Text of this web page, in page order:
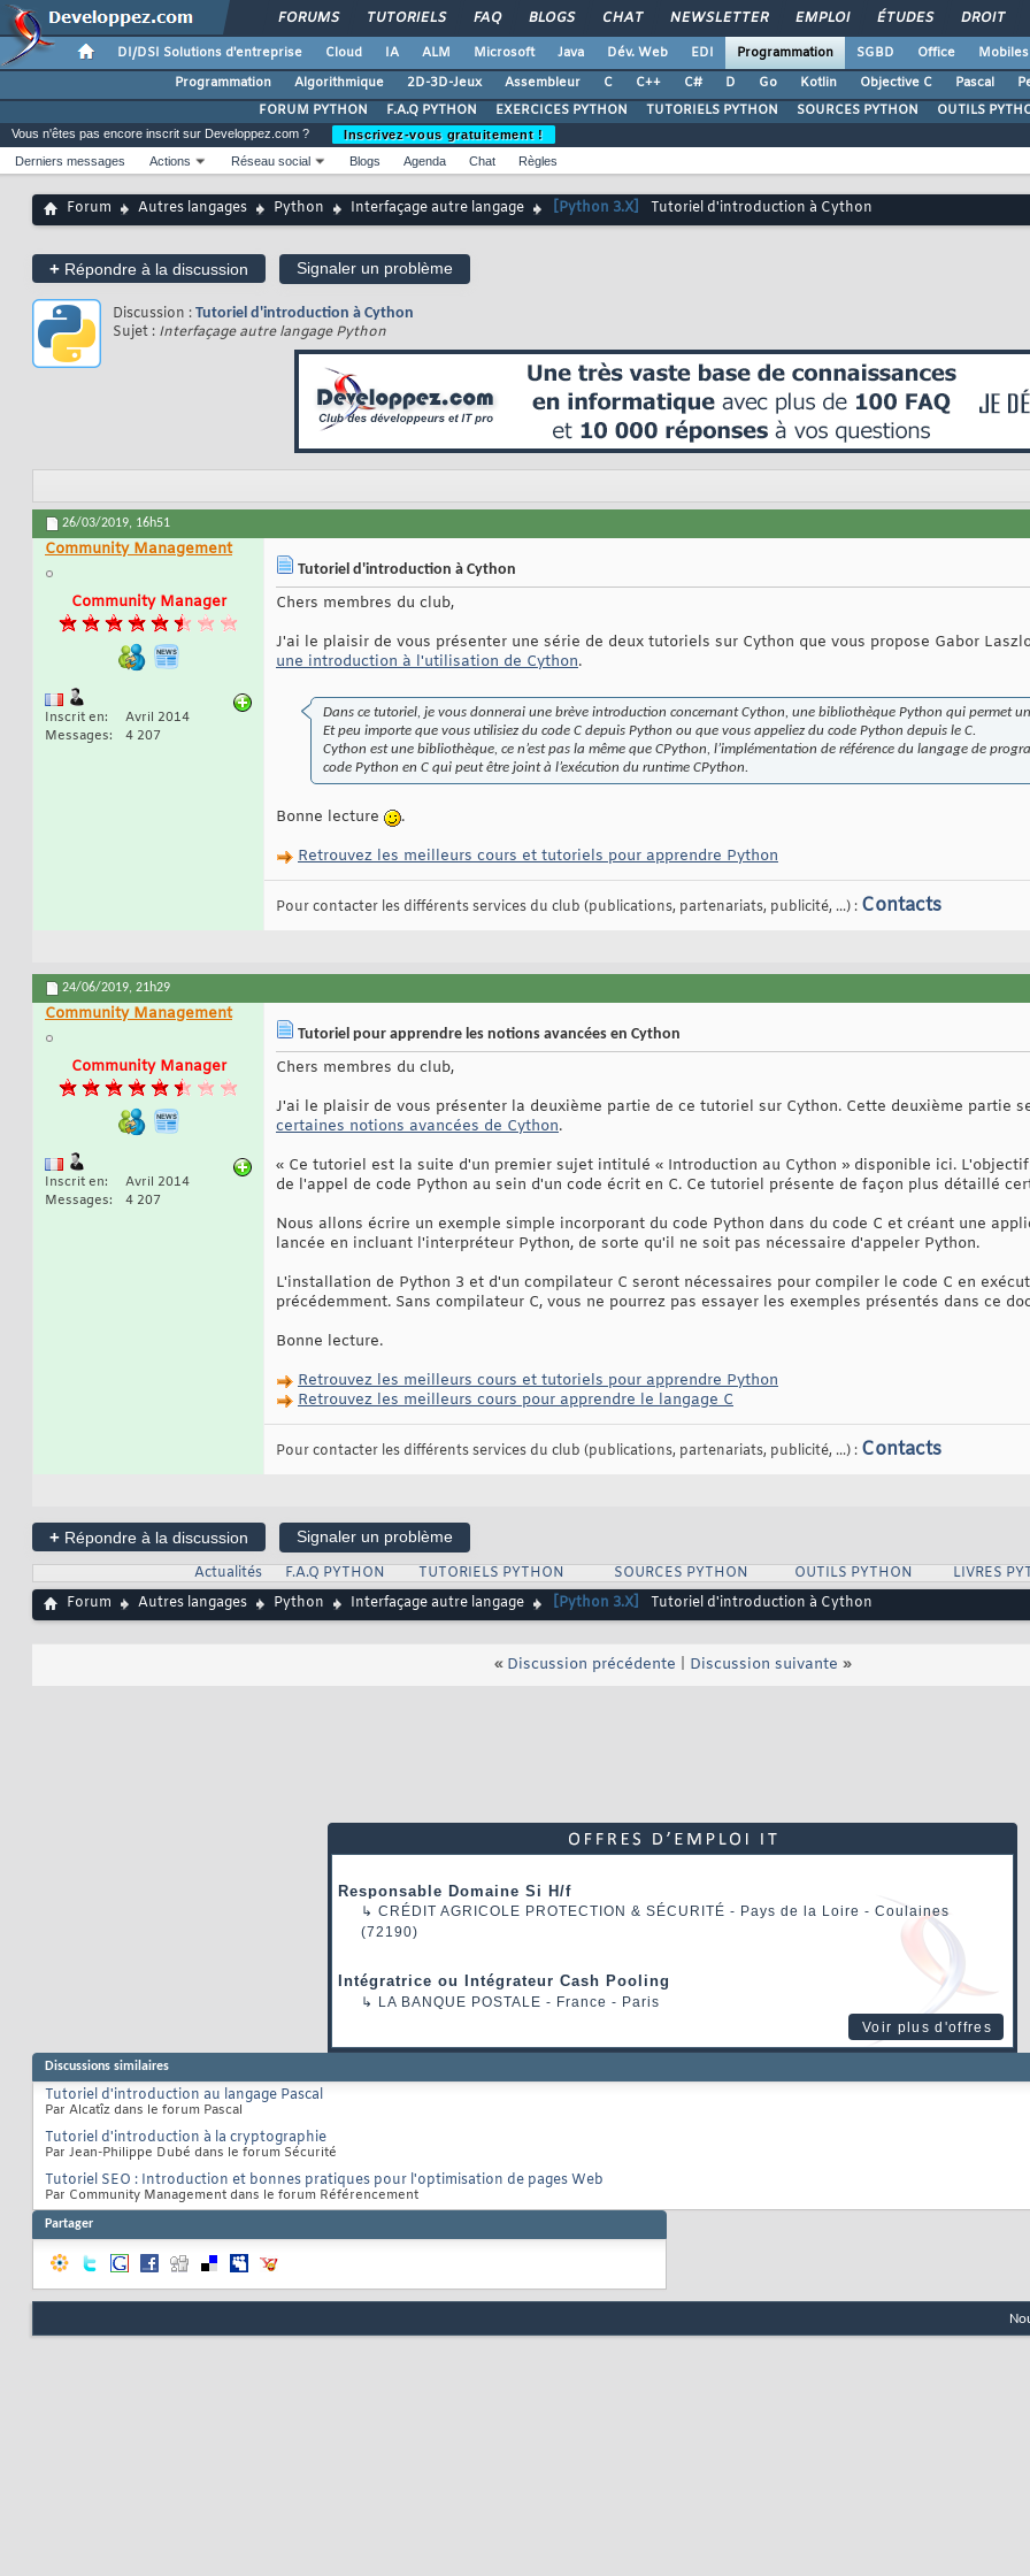
FORUMS TUTORIELS FAQ BLOGS CHAT NEWSLETTER EMPLOI ÉTUDES DROIT
DI/DSI Solutions d'entreprise Cloud IA ALM Microsoft Java Dév. Web EDI Programmation SGBD Office Mobiles
Programmation
Algorithmique 2D-3D-Jeux Assembleur C C++ C# D Go Kotlin Objective C Pascal
FORUM PYTHON
F.A.Q PYTHON EXERCICES PYTHON TUTORIELS PYTHON SOURCES PYTHON OUTILS
Vous n'êtes pas encore inscrit sur Developpez.com ?
Inscrivez-vous gratuitement !
Derniers messages
Actions Réseau social Blogs Agenda Chat Règles
Forum Autres langages Python Interfaçage autre langage [Python 3.X] Tutoriel d'introduction à Cython
+ Répondre à la discussion Signaler un problème
Discussion : Tutoriel d'introduction à Cython
Sujet : Interfaçage autre langage Python
26/03/2019, 16h51
Community Management
Community Manager
Inscrit en
Avril 2014
Messages
4 207
Tutoriel d'introduction à Cython
Chers membres du club,
J'ai le plaisir de vous présenter une série de deux tutoriels sur Cython que vous propose Gabor
une introduction à l'utilisation de Cython.
Dans ce tutoriel, je vous donnerai une brève introduction concernant Cython, une bibliothèque Python qui permet
Et peu importe que vous utilisiez du code C depuis Python ou que vous appeliez du code Python depuis le C.
Cython est une bibliothèque, ce n’est pas la même que CPython, l’implémentation de référence du langage de
code Python en C qui peut être joint à l’exécution du runtime CPython.
Bonne lecture
.
Retrouvez les meilleurs cours et tutoriels pour apprendre Python
Pour contacter les différents services du club (publications, partenariats, publicité, ...) : Contacts
24/06/2019, 21h29
Community Management
Community Manager
Inscrit en
Avril 2014
Messages
4 207
Tutoriel pour apprendre les notions avancées en Cython
Chers membres du club,
J'ai le plaisir de vous présenter la deuxième partie de ce tutoriel sur Cython. Cette deuxième partie
certaines notions avancées de Cython.
« Ce tutoriel est la suite d'un premier sujet intitulé « Introduction au Cython » disponible ici.
de l'appel de code Python au sein d'un code écrit en C. Ce tutoriel présente de façon plus détaillé
Nous allons écrire un exemple simple incorporant du code Python dans du code C et créant une
lancée en incluant l'interpréteur Python, de sorte qu'il ne soit pas nécessaire d'appeler Python.
L'installation de Python 3 et d'un compilateur C seront nécessaires pour compiler le code C en
précédemment. Sans compilateur C, vous ne pourrez pas essayer les exemples présentés dans ce
Bonne lecture.
Retrouvez les meilleurs cours et tutoriels pour apprendre Python
Retrouvez les meilleurs cours pour apprendre le langage C
Pour contacter les différents services du club (publications, partenariats, publicité, ...) : Contacts
+ Répondre à la discussion
Signaler un problème
Actualités
F.A.Q PYTHON TUTORIELS PYTHON SOURCES PYTHON OUTILS PYTHON LIVRES
Forum
Autres langages Python Interfaçage autre langage [Python 3.X] Tutoriel d'introduction à Cython
« Discussion précédente Discussion suivante »
Responsable Domaine Si H/f
↳ CRÉDIT AGRICOLE PROTECTION & SÉCURITÉ - Pays de la Loire - Coulaines
(72190)
Intégratrice ou Intégrateur Cash Pooling
↳ LA BANQUE POSTALE - France - Paris
Voir plus d'offres
Discussions similaires
Tutoriel d'introduction au langage Pascal
Par Alcatîz dans le forum Pascal
Tutoriel d'introduction à la cryptographie
Par Jean-Philippe Dubé dans le forum Sécurité
Tutoriel SEO : Introduction et bonnes pratiques pour l'optimisation de pages Web
Par Community Management dans le forum Référencement
Partager